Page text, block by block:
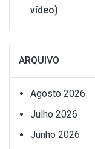
vídeo)
ARQUIVO
Agosto 2026
Julho 2026
Junho 2026